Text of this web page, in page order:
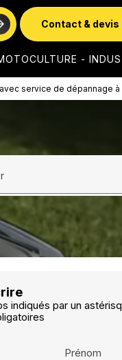
Contact & devis
-
service de dépannage
indiqués par un
Prénom